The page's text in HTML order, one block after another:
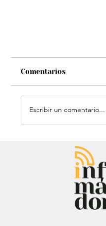
Estatua de
Carlos
reabrió
narcotráfico
Comentarios
Escribir un comentario...